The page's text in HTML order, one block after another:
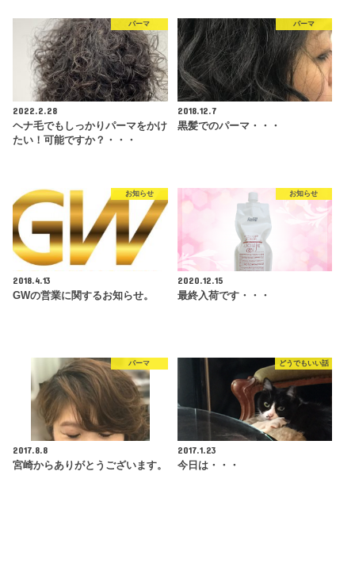
パーマ
2022.2.28
ヘナ毛でもしっかりパーマをかけ
たい！可能ですか？・・・
パーマ
2018.12.7
黒髪でのパーマ・・・
お知らせ
2018.4.13
GWの営業に関するお知らせ。
お知らせ
2020.12.15
最終入荷です・・・
パーマ
2017.8.8
宮崎からありがとうございます。
どうでもいい話
2017.1.23
今日は・・・